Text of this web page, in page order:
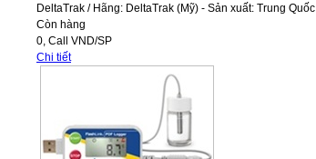
DeltaTrak /Hãng: DeltaTrak (Mỹ) - Sản xuất: Trung Quốc
Còn hàng
0, Call VND/SP
Chi tiết